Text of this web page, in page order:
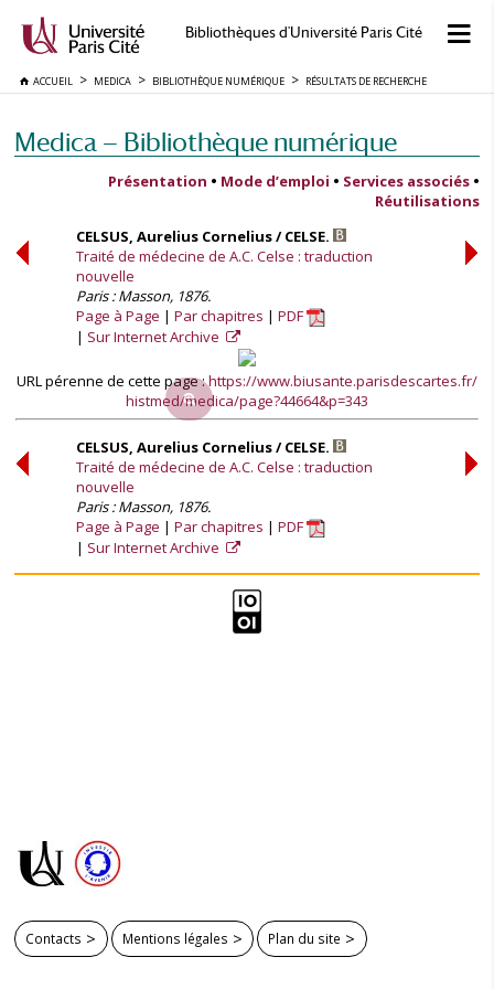
Bibliothèques d'Université Paris Cité
ACCUEIL MEDICA BIBLIOTHÈQUE NUMÉRIQUE RÉSULTATS DE RECHERCHE
Medica — Bibliothèque numérique
Présentation • Mode d’emploi • Services associés •
Réutilisations
CELSUS, Aurelius Cornelius / CELSE.
Traité de médecine de A.C. Celse : traduction
nouvelle
Paris : Masson, 1876.
Page à Page
Par chapitres
PDF
Sur Internet Archive
URL pérenne de cette page :https://www.biusante.parisdescartes.fr/
histmed/medica/page?44664&p=343
CELSUS, Aurelius Cornelius / CELSE.
Traité de médecine de A.C. Celse : traduction
nouvelle
Paris : Masson, 1876.
Page à Page
Par chapitres
PDF
Sur Internet Archive
Contacts Mentions légales Plan du site